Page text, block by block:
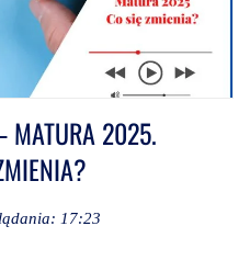
MATURA 2025.
17:23